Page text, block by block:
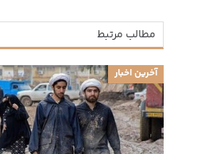
مطالب مرتبط
آخرین اخبار